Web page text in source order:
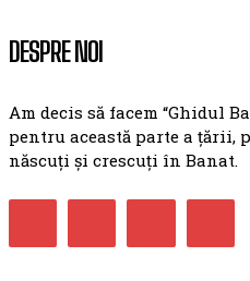
DESPRE NOI
Am decis să facem “Ghidul
pentru această parte a țării,
născuți și crescuți în Banat.